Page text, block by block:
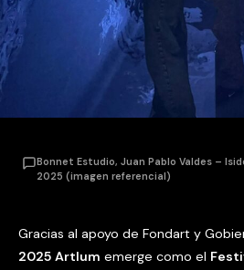
Bonnet Estudio, Juan Pablo Valdes –
2025 (imagen referencial)
Gracias al apoyo de Fondart y
2025 Artlum emerge como el